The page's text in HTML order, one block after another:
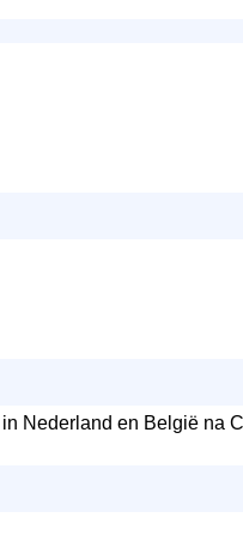
Nederland en België na